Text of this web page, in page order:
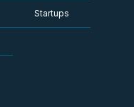
Startups